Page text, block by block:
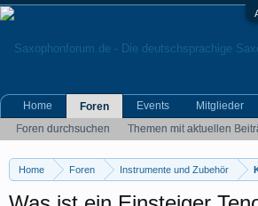
Home Foren Instrumente und Zubehör
Home
Foren
Foren durchsuchen
Themen mit aktuellen
Events Mitglieder